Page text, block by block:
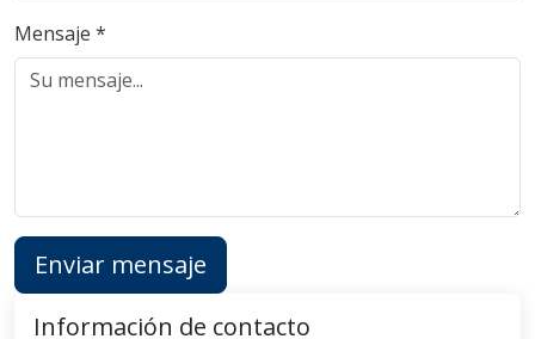
Mensaje *
Enviar mensaje
Información de contacto